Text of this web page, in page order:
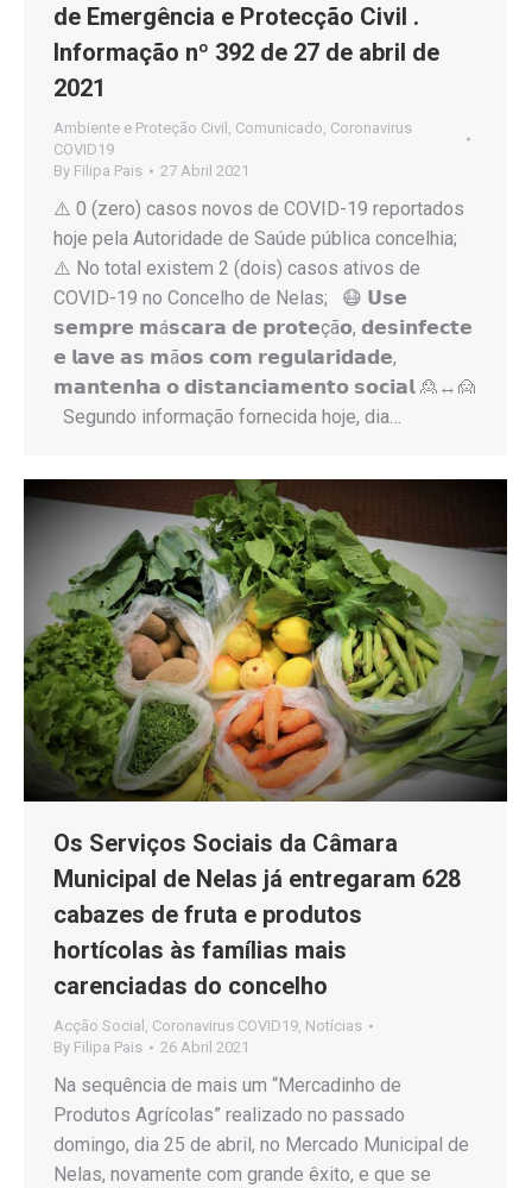
de Emergência e Protecção Civil .
Informação nº 392 de 27 de abril de
2021
Ambiente e Proteção Civil Comunicado Coronavirus
COVID19
By Filipa Pais 27 Abril 2021
⚠️ 0 (zero) casos novos de COVID-19 reportados
hoje pela Autoridade de Saúde pública concelhia;
⚠️ No total existem 2 (dois) casos ativos de
COVID-19 no Concelho de Nelas; 😷 𝗨𝘀𝗲
𝘀𝗲𝗺𝗽𝗿𝗲 𝗺á𝘀𝗰𝗮𝗿𝗮 𝗱𝗲 𝗽𝗿𝗼𝘁𝗲çã𝗼, 𝗱𝗲𝘀𝗶𝗻𝗳𝗲𝗰𝘁𝗲
𝗲 𝗹𝗮𝘃𝗲 𝗮𝘀 𝗺ã𝗼𝘀 𝗰𝗼𝗺 𝗿𝗲𝗴𝘂𝗹𝗮𝗿𝗶𝗱𝗮𝗱𝗲,
𝗺𝗮𝗻𝘁𝗲𝗻𝗵𝗮 𝗼 𝗱𝗶𝘀𝘁𝗮𝗻𝗰𝗶𝗮𝗺𝗲𝗻𝘁𝗼 𝘀𝗼𝗰𝗶𝗮𝗹 🙎↔️🙍
Segundo informação fornecida hoje, dia…
Os Serviços Sociais da Câmara
Municipal de Nelas já entregaram 628
cabazes de fruta e produtos
hortícolas às famílias mais
carenciadas do concelho
Acção Social , Coronavirus COVID19, Notícias
By Filipa Pais 26 Abril 2021
Na sequência de mais um “Mercadinho de
Produtos Agrícolas” realizado no passado
domingo, dia 25 de abril, no Mercado Municipal de
Nelas, novamente com grande êxito, e que se